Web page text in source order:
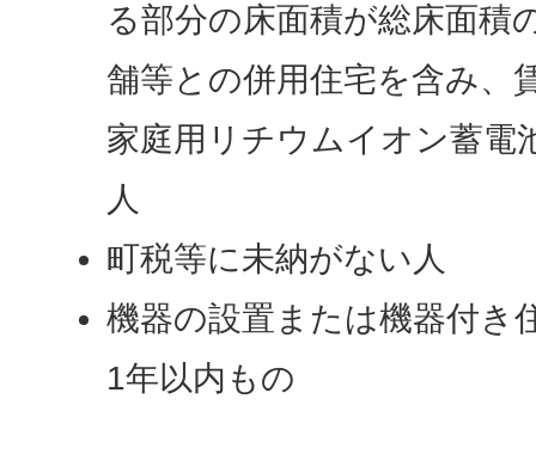
る部分の床面積が総床面積
舗等との併用住宅を含み、
家庭用リチウムイオン蓄電
人
町税等に未納がない人
機器の設置または機器付き
1年以内もの